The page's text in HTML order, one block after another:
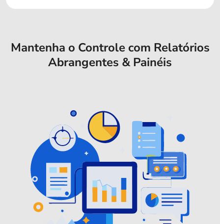
Mantenha o Controle com Relatórios
Abrangentes & Painéis